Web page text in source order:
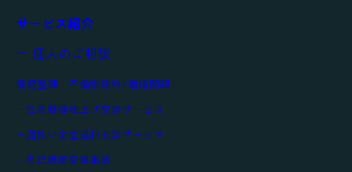
サービス紹介
ー 個人のご相談
債務整理
任意整理
過払い金
自己破産
不倫慰謝料/離婚問題
地上げ交渉サービス
立退料交渉サービス
交通事故